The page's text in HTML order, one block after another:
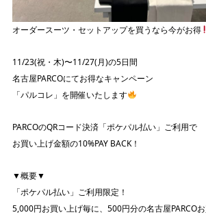
オーダースーツ・セットアップを買うなら今がお得
11/23(祝・木)〜11/27(月)の5日間
名古屋PARCOにてお得なキャンペーン
「パルコレ」を開催いたします
PARCOのQRコード決済「ポケパル払い」ご利用で
お買い上げ金額の10%PAY BACK！
▼概要▼
「ポケパル払い」ご利用限定！
5,000円お買い上げ毎に、500円分の名古屋PARCOお